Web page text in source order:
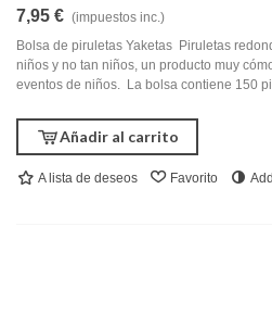
7,95 € (impuestos inc.)
Bolsa de piruletas Yaketas Piruletas
niños y no tan niños, un producto muy
eventos de niños. La bolsa contiene 150
Añadir al carrito
A lista de deseos Favorito